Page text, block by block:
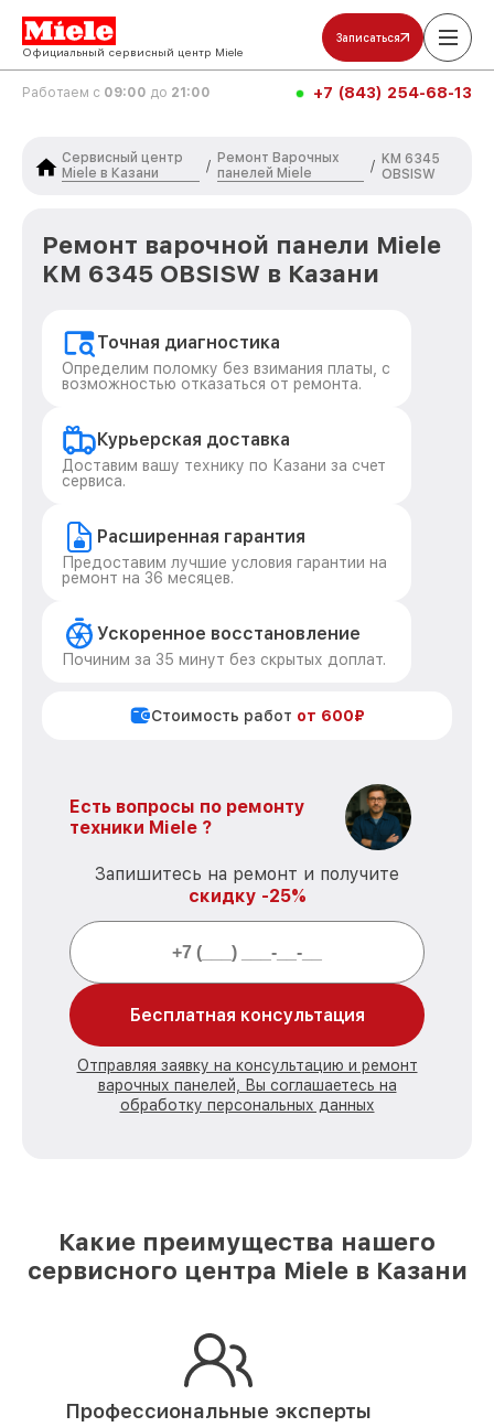
Официальный сервисный центр Miele
Записаться
Работаем с 09:00 до 21:00 +7 (843) 254-68-13
Сервисный центр
Miele в Казани
/
Ремонт Варочных
панелей Miele
/ KM 6345
OBSISW
Ремонт варочной панели Miele
KM 6345 OBSISW в Казани
Точная диагностика
Определим поломку без взимания платы, с
возможностью отказаться от ремонта.
Курьерская доставка
Доставим вашу технику по Казани за счет
сервиса.
Расширенная гарантия
Предоставим лучшие условия гарантии на
ремонт на 36 месяцев.
Ускоренное восстановление
Починим за 35 минут без скрытых доплат.
Стоимость работ от 600₽
Есть вопросы по ремонту
техники Miele ?
Запишитесь на ремонт и получите
скидку -25%
Бесплатная консультация
Отправляя заявку на консультацию и ремонт
варочных панелей, Вы соглашаетесь на
обработку персональных данных
Какие преимущества нашего
сервисного центра Miele в Казани
Профессиональные эксперты